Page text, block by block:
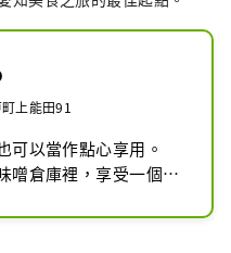
上能田91
可以當作點心享用。
噌倉庫裡，享受一個可
您可以享用精心烹調的
鬆身心。這正是我們致